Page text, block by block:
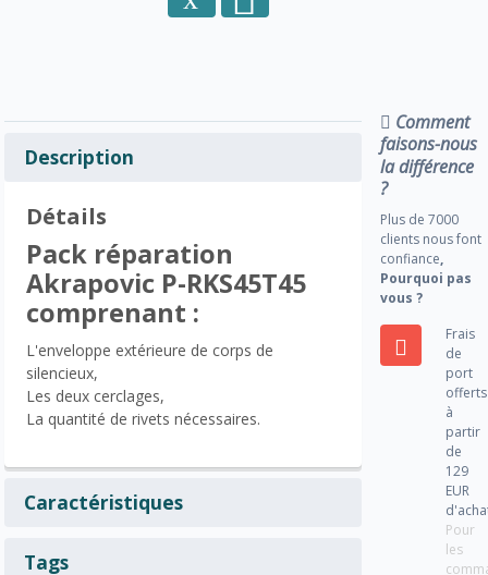
Description
Détails
Pack réparation
Akrapovic P-RKS45T45
comprenant :
L'enveloppe extérieure de corps de
silencieux,
Les deux cerclages,
La quantité de rivets nécessaires.
Caractéristiques
Tags
Comment
faisons-nous
la différence
?
Plus de 7000
clients nous font
confiance,
Pourquoi pas
vous ?
Frais
de
port
offerts
à
partir
de
129
EUR
Pour
les